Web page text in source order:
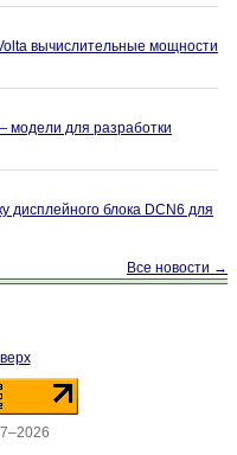
вычислительные мощности
модели для разработки
дисплейного блока DCN6 для
Все новости →